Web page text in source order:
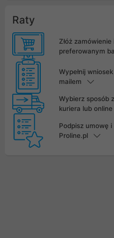
Raty
Złóż
preferowanym
Wypełnij
mailem
Wybierz sposób
kuriera lub online
Podpisz umowę
Proline.pl